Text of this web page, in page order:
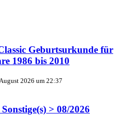
Geburtsurkunde für
1986 bis 2010
2026 um 22:37
> 08/2026